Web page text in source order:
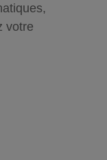
votre